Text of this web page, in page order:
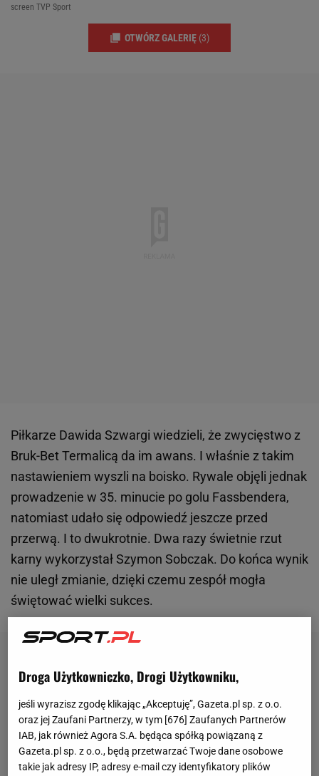
screen TVP Sport
OTWÓRZ GALERIĘ (3)
Piłkarze Dawida Szwargi wiedzieli, że zwycięstwo z
Bruk-Bet Termalicą da im awans. I właśnie z takim
nastawieniem wyszli na boisko. Rywale objęli jednak
prowadzenie w 35. minucie po golu Fassbendera,
natomiast udało się odpowiedź jeszcze przed
przerwą. I to dwukrotnie. Dwa razy świetnie rzut
karny wykorzystał Szymon Sobczak. Do końca wynik
nie uległ zmianie, dzięki czemu zespół mogła
świętować wielki sukces.
Droga Użytkowniczko, Drogi Użytkowniku,
jeśli wyrazisz zgodę klikając „Akceptuję”, Gazeta.pl sp. z o.o.
oraz jej Zaufani Partnerzy, w tym [676] Zaufanych Partnerów
IAB, jak również Agora S.A. będąca spółką powiązaną z
Gazeta.pl sp. z o.o., będą przetwarzać Twoje dane osobowe
takie jak adresy IP, adresy e-mail czy identyfikatory plików